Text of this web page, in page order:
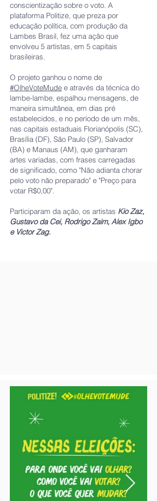
conscientização sobre o voto. A
plataforma Politize, que preza por
educação política, com produção da
Lambes Brasil, fez uma ação que
envolveu 5 artistas, em 5 capitais
brasileiras.
O projeto ganhou o nome de
#OlheVoteMude e através da técnica do
lambe-lambe, espalhou mensagens, de
maneira simultânea, em dias pré
estabelecidos, e no período de um mês,
nas capitais estaduais Florianópolis (SC),
Brasília (DF), São Paulo (SP), Salvador
(BA) e Manaus (AM), que ganharam
artes variadas, com frases carregadas
de significado, como "Não adianta chorar
pelo voto não preparado" e "Preço para
votar R$0,00".
Participaram da ação, os artistas Kio Zaz,
Gustavo da Cei, Rodrigo Zaim, Alex Igbo
e Victor Zag.